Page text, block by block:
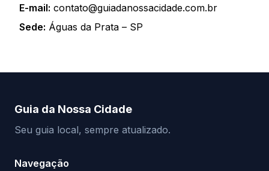
E-mail: contato@guiadanossacidade.com.br
Sede: Águas da Prata – SP
Guia da Nossa Cidade
Seu guia local, sempre atualizado.
Navegação